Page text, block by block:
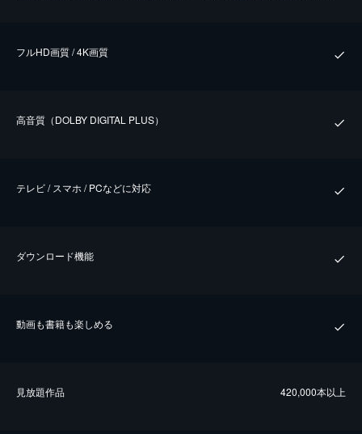
フルHD画質 / 4K画質
⾼⾳質（DOLBY DIGITAL PLUS）
テレビ / スマホ / PCなどに対応
ダウンロード機能
動画も書籍も楽しめる
⾒放題作品 420,000本以上